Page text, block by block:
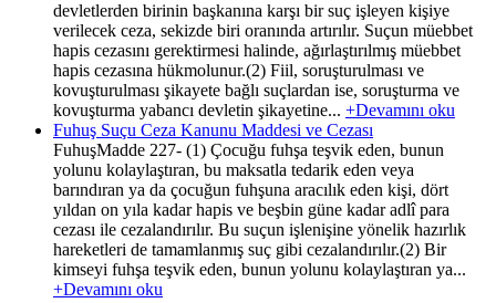
devletlerden birinin başkanına karşı bir suç işleyen kişiye
verilecek ceza, sekizde biri oranında artırılır. Suçun müebbet
hapis cezasını gerektirmesi halinde, ağırlaştırılmış müebbet
hapis cezasına hükmolunur.(2) Fiil, soruşturulması ve
kovuşturulması şikayete bağlı suçlardan ise, soruşturma ve
kovuşturma yabancı devletin şikayetine... +Devamını oku
Fuhuş Suçu Ceza Kanunu Maddesi ve Cezası
FuhuşMadde 227- (1) Çocuğu fuhşa teşvik eden, bunun
yolunu kolaylaştıran, bu maksatla tedarik eden veya
barındıran ya da çocuğun fuhşuna aracılık eden kişi, dört
yıldan on yıla kadar hapis ve beşbin güne kadar adlî para
cezası ile cezalandırılır. Bu suçun işlenişine yönelik hazırlık
hareketleri de tamamlanmış suç gibi cezalandırılır.(2) Bir
kimseyi fuhşa teşvik eden, bunun yolunu kolaylaştıran ya...
+Devamını oku